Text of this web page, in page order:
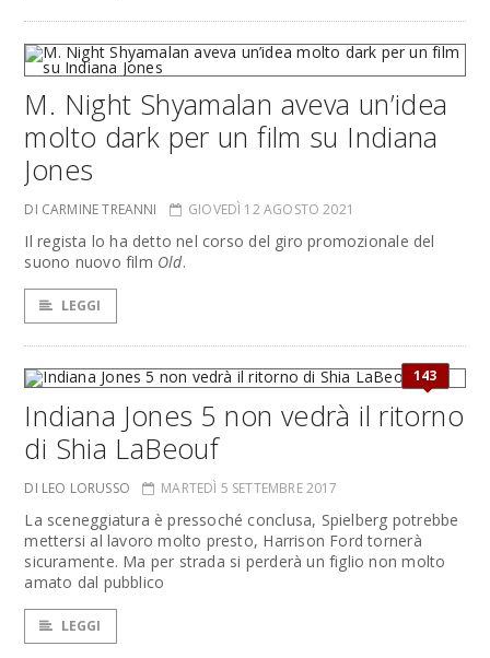
M. Night Shyamalan aveva un’idea
molto dark per un film su Indiana
Jones
DI CARMINE TREANNI GIOVEDÌ 12 AGOSTO 2021
Il regista lo ha detto nel corso del giro promozionale del
suono nuovo film Old.
LEGGI
143
Indiana Jones 5 non vedrà il ritorno
di Shia LaBeouf
DI LEO LORUSSO MARTEDÌ 5 SETTEMBRE 2017
La sceneggiatura è pressoché conclusa, Spielberg potrebbe
mettersi al lavoro molto presto, Harrison Ford tornerà
sicuramente. Ma per strada si perderà un figlio non molto
amato dal pubblico
LEGGI